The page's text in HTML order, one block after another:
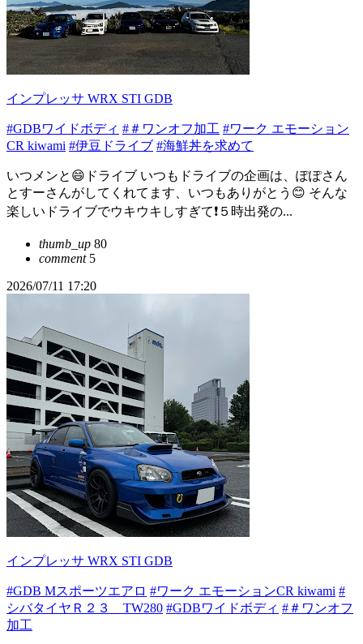
インプレッサ WRX STI GDB
#GDBワイドボディ #＃ワンオフ加工 #ワーク エモーション
CR kiwami #伊豆ドライブ #海鮮丼を求めて
いつメンと😄ドライブ いつもドライブの企画は、ぽぽさん
とすーさんがしてくれてます、いつもありがとう😊 そんな
楽しいドライブでウキウキしすぎて❗️５時出発の...
thumb_up 80
comment5
2026/07/11 17:20
インプレッサ WRX STI GDB
#GDB Mスポーツエアロ #ワーク エモーションCR kiwami #
シバタイヤＲ２３ TW280 #GDBワイドボディ #＃ワンオフ
加工